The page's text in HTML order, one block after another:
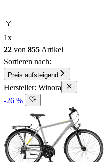
1x
22 von 855Artikel
Sortieren nach:
Preis aufsteigend
Hersteller: Winora
-26 %